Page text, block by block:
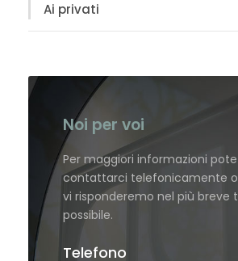
Ai privati
Noi per voi
Per maggiori informazioni
contattarci telefonicamente
vi risponderemo nel più breve
possibile.
Telefono